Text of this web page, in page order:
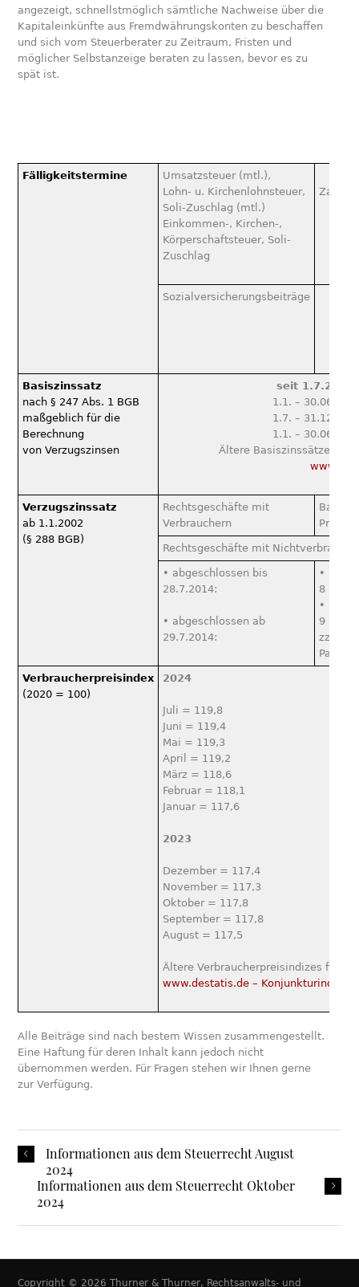
angezeigt, schnellstmöglich sämtliche Nachweise über die
Kapitaleinkünfte aus Fremdwährungskonten zu beschaffen
und sich vom Steuerberater zu Zeitraum, Fristen und
möglicher Selbstanzeige beraten zu lassen, bevor es zu
spät ist.
Fälligkeitstermine
Umsatzsteuer (mtl.),
Lohn- u. Kirchenlohnsteuer,
Soli-Zuschlag (mtl.)
Einkommen-, Kirchen-,
Körperschaftsteuer, Soli-
Zuschlag
Sozialversicherungsbeiträge
Basiszinssatz
nach § 247 Abs. 1 BGB
maßgeblich für die
Berechnung
von Verzugszinsen
seit
1.1. –
1.7. –
1.1. –
Ältere Basiszinssätze
Verzugszinssatz
ab 1.1.2002
(§ 288 BGB)
Rechtsgeschäfte mit
Verbrauchern
Rechtsgeschäfte mit
• abgeschlossen bis
28.7.2014:
• abgeschlossen ab
29.7.2014:
•
8
•
9
zzgl.
Verbraucherpreisindex
(2020 = 100)
2024
Juli = 119,8
Juni = 119,4
Mai = 119,3
April = 119,2
März = 118,6
Februar = 118,1
Januar = 117,6
2023
Dezember = 117,4
November = 117,3
Oktober = 117,8
September = 117,8
August = 117,5
Ältere Verbraucherpreisindizes
www.destatis.de –
Alle Beiträge sind nach bestem Wissen zusammengestellt.
Eine Haftung für deren Inhalt kann jedoch nicht
übernommen werden. Für Fragen stehen wir Ihnen gerne
zur Verfügung.
Informationen aus dem Steuerrecht August
2024
Informationen aus dem Steuerrecht Oktober
2024
Copyright © 2026 Thurner & Thurner, Rechtsanwalts- und